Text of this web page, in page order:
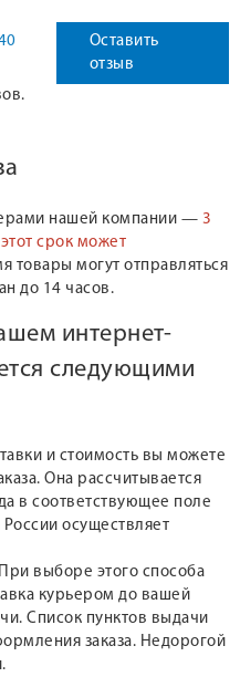
Оставить
отзыв
нашей компании — 3
срок может
товары могут отправляться
до 14 часов.
интернет-
следующими
и стоимость вы можете
Она рассчитывается
в соответствующее поле
осуществляет
При выборе этого способа
курьером до вашей
Список пунктов выдачи
заказа. Недорогой